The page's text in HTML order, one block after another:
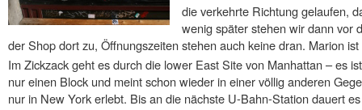
die verkehrte Richtung gelaufen,
wenig später stehen wir dann vor
der Shop dort zu, Öffnungszeiten stehen auch keine dran. Marion
Im Zickzack geht es durch die lower East Site von Manhattan – es
nur einen Block und meint schon wieder in einer völlig anderen
nur in New York erlebt. Bis an die nächste U-Bahn-Station dauert